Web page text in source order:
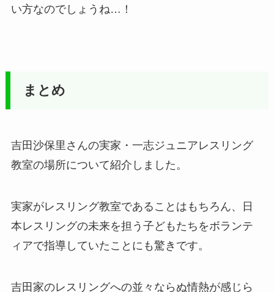
い方なのでしょうね…！
まとめ
吉田沙保里さんの実家・一志ジュニアレスリング
教室の場所について紹介しました。
実家がレスリング教室であることはもちろん、日
本レスリングの未来を担う子どもたちをボランテ
ィアで指導していたことにも驚きです。
吉田家のレスリングへの並々ならぬ情熱が感じら